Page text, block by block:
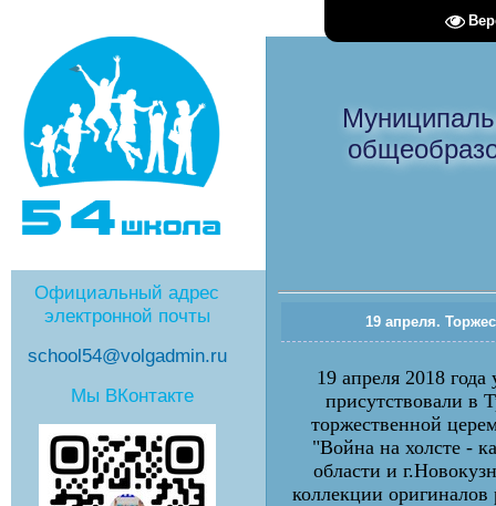
Официальный адрес
электронной почты
school54@volgadmin.ru
Мы ВКонтакте
19 апреля.
19 апреля 2018
присутствовали в
торжественной
"Война на холсте -
области и
коллекции